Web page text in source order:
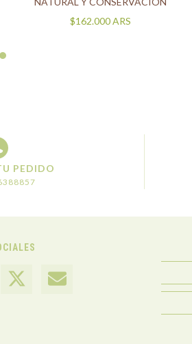
$162.000ARS
PEDIDO